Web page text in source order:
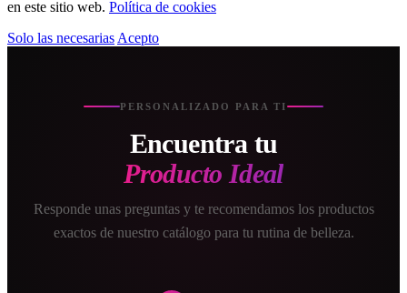
en este sitio web. Política de cookies
Solo las necesarias Acepto
PERSONALIZADO PARA TI
Encuentra tu
Producto Ideal
Responde unas preguntas y te recomendamos los productos
exactos de nuestro catálogo para tu rutina de belleza.